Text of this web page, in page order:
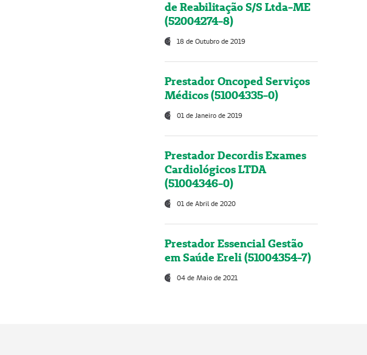
de Reabilitação S/S Ltda-ME
(52004274-8)
18 de Outubro de 2019
Prestador Oncoped Serviços
Médicos (51004335-0)
01 de Janeiro de 2019
Prestador Decordis Exames
Cardiológicos LTDA
(51004346-0)
01 de Abril de 2020
Prestador Essencial Gestão
em Saúde Ereli (51004354-7)
04 de Maio de 2021